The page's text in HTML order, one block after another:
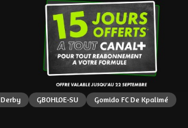
Derby GBOHLOE-SU Gomido FC De Kpalimé